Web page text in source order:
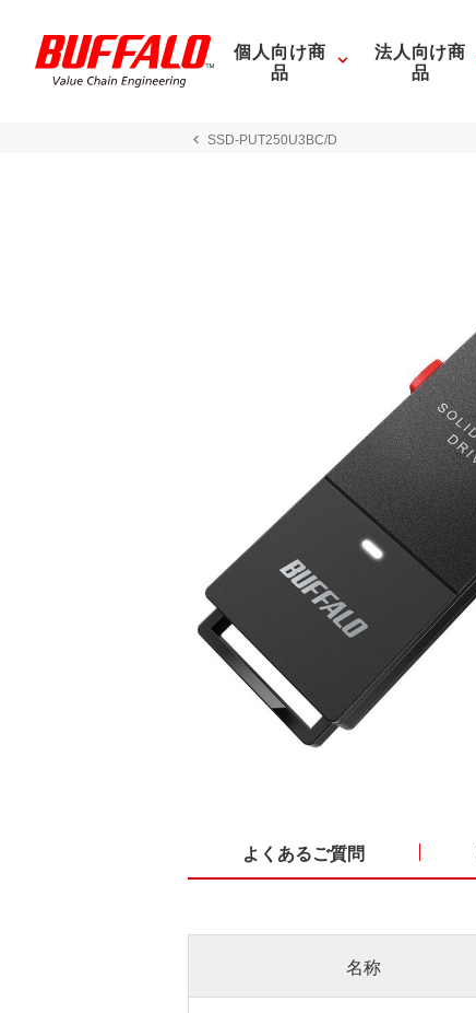
個人向け商
品
法人向け商
品
SSD-PUT250U3BC/D
よくあるご質問
名称